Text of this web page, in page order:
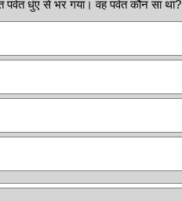
धुंए से भर गया। वह पर्वत कौन सा था?